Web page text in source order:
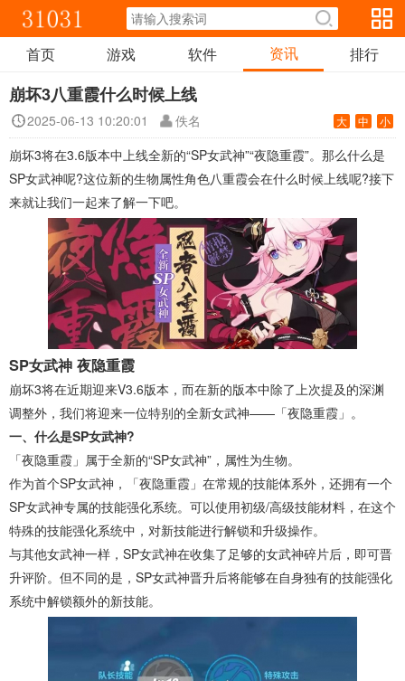
首页 游戏 软件 资讯 排行
崩坏3八重霞什么时候上线
2025-06-13 10:20:01 佚名 大 中 小
崩坏3将在3.6版本中上线全新的“SP女武神”“夜隐重霞”。那么什么是
SP女武神呢?这位新的生物属性角色八重霞会在什么时候上线呢?接下
来就让我们一起来了解一下吧。
SP女武神 夜隐重霞
崩坏3将在近期迎来V3.6版本，而在新的版本中除了上次提及的深渊
调整外，我们将迎来一位特别的全新女武神——「夜隐重霞」。
一、什么是SP女武神?
「夜隐重霞」属于全新的“SP女武神”，属性为生物。
作为首个SP女武神，「夜隐重霞」在常规的技能体系外，还拥有一个
SP女武神专属的技能强化系统。可以使用初级/高级技能材料，在这个
特殊的技能强化系统中，对新技能进行解锁和升级操作。
与其他女武神一样，SP女武神在收集了足够的女武神碎片后，即可晋
升评阶。但不同的是，SP女武神晋升后将能够在自身独有的技能强化
系统中解锁额外的新技能。